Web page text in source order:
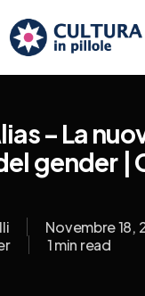
– La
gender |
Novembre 18,
1 min read